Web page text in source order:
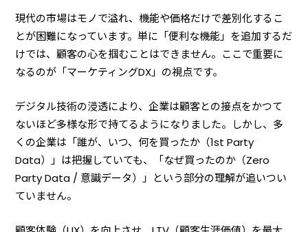
現代の市場はモノで溢れ、機能や価格だけで差別化するこ
とが困難になっています。単に「便利な機能」を追加するだ
けでは、顧客の心を掴むことはできません。ここで重要に
なるのが「マーケティングDX」の視点です。
デジタル技術の浸透により、企業は顧客との接点をかつて
ないほど多様な形で持てるようになりました。しかし、多
くの企業は「誰が、いつ、何を買ったか（1st Party
Data）」は把握していても、「なぜ買ったのか（Zero
Party Data / 意識データ）」という部分の理解が追いつい
ていません。